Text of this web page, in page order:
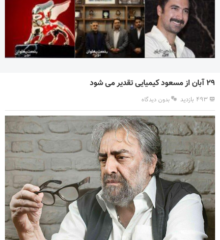
۲۹ آبان از مسعود کیمیایی تقدیر می شود
۴۹۳ بازدید بدون دیدگاه